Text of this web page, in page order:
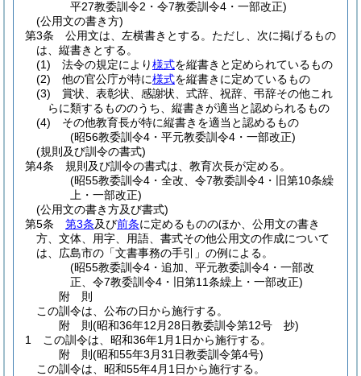
平27教委訓令2・令7教委訓令4・一部改正)
(公用文の書き方)
第3条
公用文は、左横書きとする。 ただし、次に掲げるもの
は、縦書きとする。
(1)
法令の規定により様式を縦書きと定められているもの
(2)
他の官公庁が特に様式を縦書きに定めているもの
(3)
賞状、表彰状、感謝状、式辞、祝辞、弔辞その他これ
らに類するもののうち、縦書きが適当と認められるもの
(4)
その他教育長が特に縦書きを適当と認めるもの
(昭56教委訓令4・平元教委訓令4・一部改正)
(規則及び訓令の書式)
第4条
規則及び訓令の書式は、教育次長が定める。
(昭55教委訓令4・全改、令7教委訓令4・旧第10条繰
上・一部改正)
(公用文の書き方及び書式)
第5条
第3条及び前条に定めるもののほか、公用文の書き
方、文体、用字、用語、書式その他公用文の作成について
は、広島市の「文書事務の手引」の例による。
(昭55教委訓令4・追加、平元教委訓令4・一部改
正、令7教委訓令4・旧第11条繰上・一部改正)
附 則
この訓令は、公布の日から施行する。
附 則(昭和36年12月28日教委訓令第12号 抄)
1
この訓令は、昭和36年1月1日から施行する。
附 則(昭和55年3月31日教委訓令第4号)
この訓令は、昭和55年4月1日から施行する。